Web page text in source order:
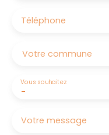
Téléphone
Votre commune
-
Vous souhaitez
Votre message